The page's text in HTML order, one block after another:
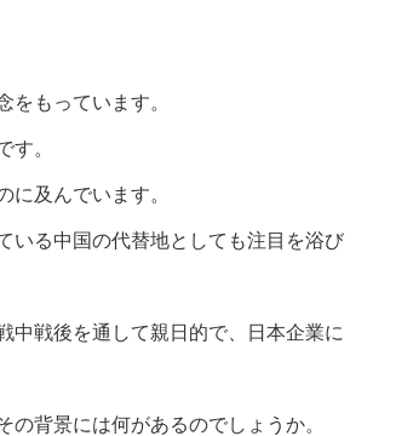
もっています。
す。
に及んでいます。
いる中国の代替地としても注目を浴び
中戦後を通して親日的で、日本企業に
背景には何があるのでしょうか。